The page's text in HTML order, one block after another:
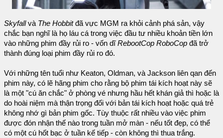
Skyfallvà The Hobbitđã vực MGM ra khỏi cảnh phá sản, vậy
chắc bạn nghĩ là họ láu cá trong việc đầu tư nhiều khoản tiền lớn
vào những phim đầy rủi ro - vốn dĩRebootCop RoboCop đã trở
thành đúng loại phim đầy rủi ro đó.
Với những tên tuổi như Keaton, Oldman, và Jackson liên qan đến
phim này, có lẽ hãng phim cho rằng bộ phim tái kích hoạt này sẽ
là một "cú ăn chắc" ở phòng vé nhưng hầu hết khán giả thì hoặc là
do hoài niệm mà thận trọng đối với bản tái kích hoạt hoặc quá trẻ
không nhớ gì bản phim gốc. Tùy thuộc rất nhiều vào việc phim
được đón nhận thế nào trong tuần mở màn - nếu tốt đẹp, có thể
có một cú hốt bạc ở tuần kế tiếp - còn không thì thua trắng.